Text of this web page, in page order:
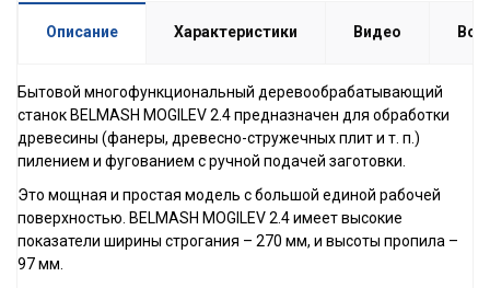
Описание Характеристики Видео
Бытовой многофункциональный деревообрабатывающий
станок BELMASH MOGILEV 2.4 предназначен для обработки
древесины (фанеры, древесно-стружечных плит и т. п.)
пилением и фугованием с ручной подачей заготовки.
Это мощная и простая модель с большой единой рабочей
поверхностью. BELMASH MOGILEV 2.4 имеет высокие
показатели ширины строгания – 270 мм, и высоты пропила –
97 мм.